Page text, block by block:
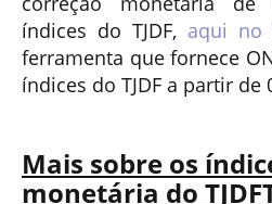
índices do TJDF, aqui no
ferramenta que fornece
índices do TJDF a partir de
Mais sobre os
monetária do